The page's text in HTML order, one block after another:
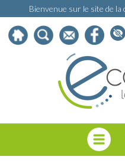
Bienvenue sur le site de la